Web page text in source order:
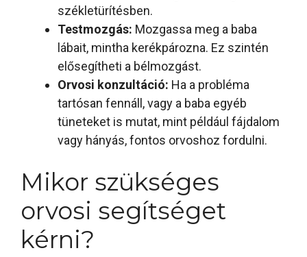
székletürítésben.
Testmozgás: Mozgassa meg a baba
lábait, mintha kerékpározna. Ez szintén
elősegítheti a bélmozgást.
Orvosi konzultáció: Ha a probléma
tartósan fennáll, vagy a baba egyéb
tüneteket is mutat, mint például fájdalom
vagy hányás, fontos orvoshoz fordulni.
Mikor szükséges
orvosi segítséget
kérni?